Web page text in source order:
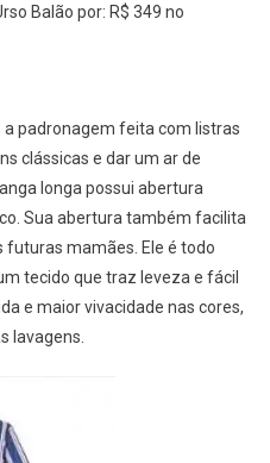
Balão por: R$ 349 no
a padronagem feita com listras
clássicas e dar um ar de
longa possui abertura
Sua abertura também facilita
mamães. Ele é todo
tecido que traz leveza e fácil
e maior vivacidade nas cores,
lavagens.